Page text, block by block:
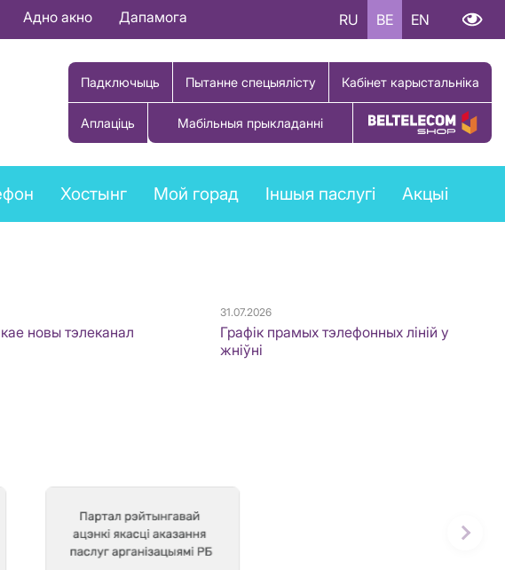
Адно акно Дапамога RU BE EN
Падключыць Пытанне спецыялісту Кабінет карыстальніка
Аплаціць Мабільныя прыкладанні Купіць тавар
Хостынг Мой горад Іншыя паслугі Акцыі
новы тэлеканал
31.07.2026
Графік прамых тэлефонных ліній у
жніўні